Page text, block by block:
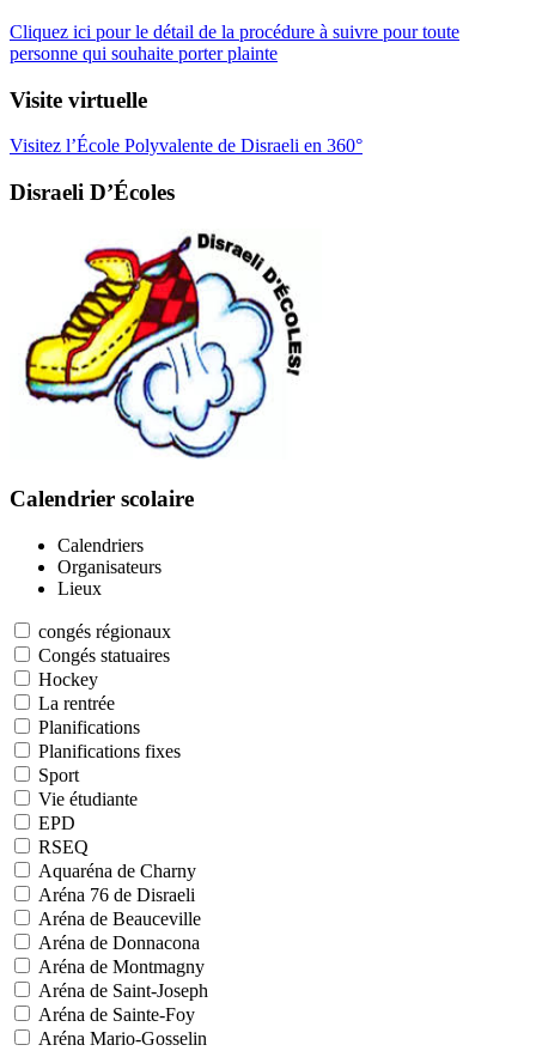
Cliquez ici pour le détail de la procédure à suivre pour toute
personne qui souhaite porter plainte
Visite virtuelle
Visitez l’École Polyvalente de Disraeli en 360°
Disraeli D’Écoles
Calendrier scolaire
Calendriers
Organisateurs
Lieux
congés régionaux
Congés statuaires
Hockey
La rentrée
Planifications
Planifications fixes
Sport
Vie étudiante
EPD
RSEQ
Aquaréna de Charny
Aréna 76 de Disraeli
Aréna de Beauceville
Aréna de Donnacona
Aréna de Montmagny
Aréna de Saint-Joseph
Aréna de Sainte-Foy
Aréna Mario-Gosselin